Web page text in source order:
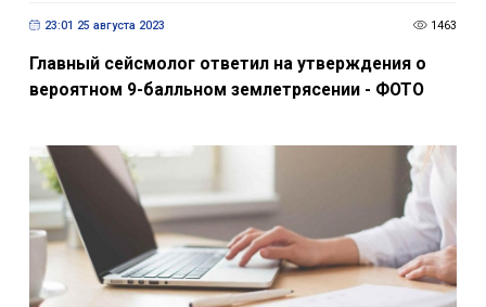
23:01 25 августа 2023 1463
Главный сейсмолог ответил на утверждения о
вероятном 9-балльном землетрясении - ФОТО